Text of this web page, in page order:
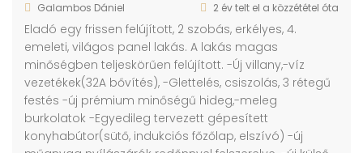
Galambos Dániel
2 év telt el a közzététel óta
Eladó egy frissen felújított, 2 szobás, erkélyes, 4.
emeleti, világos panel lakás. A lakás magas
minőségben teljeskörűen felújított. -Új villany,-víz
vezetékek(32A bővítés), -Glettelés, csiszolás, 3 rétegű
festés -új prémium minőségű hideg,-meleg
burkolatok -Egyedileg tervezett gépesített
konyhabútor(sütő, indukciós főzőlap, elszívó) -új